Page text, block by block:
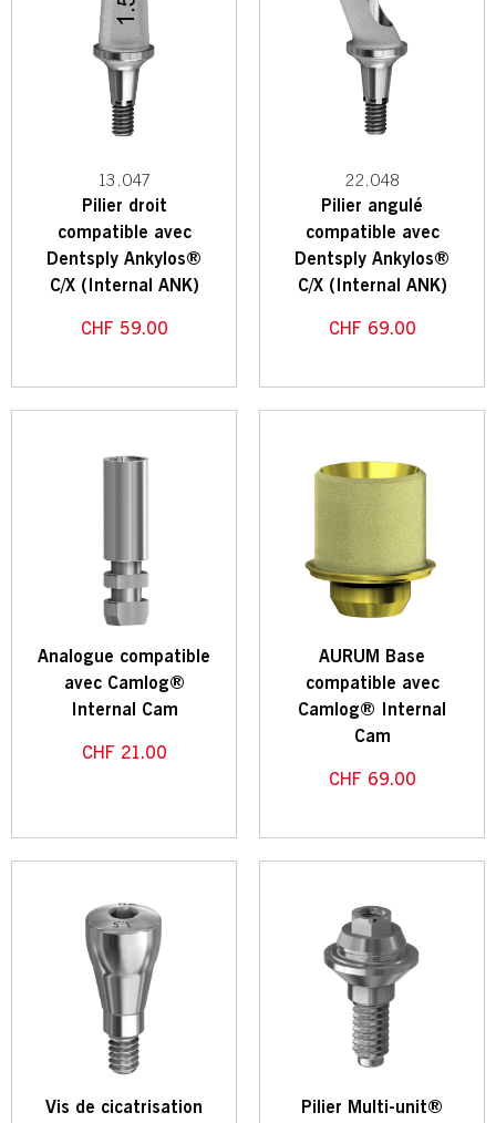
13.047
Pilier droit
compatible avec
Dentsply Ankylos®
C/X (Internal ANK)
CHF 59.00
22.048
Pilier angulé
compatible avec
Dentsply Ankylos®
C/X (Internal ANK)
CHF 69.00
Analogue compatible
avec Camlog®
Internal Cam
CHF 21.00
AURUM Base
compatible avec
Camlog® Internal
Cam
CHF 69.00
Vis de cicatrisation
Pilier Multi-unit®